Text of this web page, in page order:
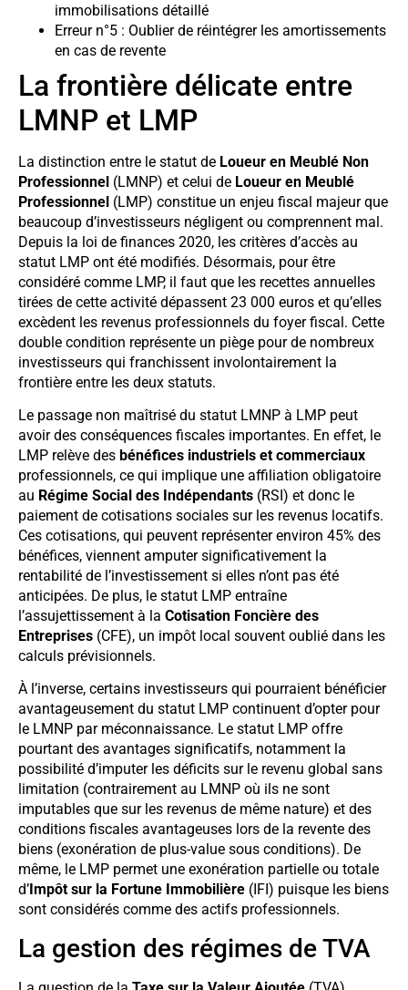
immobilisations détaillé
Erreur n°5 : Oublier de réintégrer les amortissements
en cas de revente
La frontière délicate entre
LMNP et LMP
La distinction entre le statut de Loueur en Meublé Non
Professionnel (LMNP) et celui de Loueur en Meublé
Professionnel (LMP) constitue un enjeu fiscal majeur que
beaucoup d’investisseurs négligent ou comprennent mal.
Depuis la loi de finances 2020, les critères d’accès au
statut LMP ont été modifiés. Désormais, pour être
considéré comme LMP, il faut que les recettes annuelles
tirées de cette activité dépassent 23 000 euros et qu’elles
excèdent les revenus professionnels du foyer fiscal. Cette
double condition représente un piège pour de nombreux
investisseurs qui franchissent involontairement la
frontière entre les deux statuts.
Le passage non maîtrisé du statut LMNP à LMP peut
avoir des conséquences fiscales importantes. En effet, le
LMP relève des bénéfices industriels et commerciaux
professionnels, ce qui implique une affiliation obligatoire
au Régime Social des Indépendants (RSI) et donc le
paiement de cotisations sociales sur les revenus locatifs.
Ces cotisations, qui peuvent représenter environ 45% des
bénéfices, viennent amputer significativement la
rentabilité de l’investissement si elles n’ont pas été
anticipées. De plus, le statut LMP entraîne
l’assujettissement à la Cotisation Foncière des
Entreprises (CFE), un impôt local souvent oublié dans les
calculs prévisionnels.
À l’inverse, certains investisseurs qui pourraient bénéficier
avantageusement du statut LMP continuent d’opter pour
le LMNP par méconnaissance. Le statut LMP offre
pourtant des avantages significatifs, notamment la
possibilité d’imputer les déficits sur le revenu global sans
limitation (contrairement au LMNP où ils ne sont
imputables que sur les revenus de même nature) et des
conditions fiscales avantageuses lors de la revente des
biens (exonération de plus-value sous conditions). De
même, le LMP permet une exonération partielle ou totale
d’ Impôt sur la Fortune Immobilière (IFI) puisque les biens
sont considérés comme des actifs professionnels.
La gestion des régimes de TVA